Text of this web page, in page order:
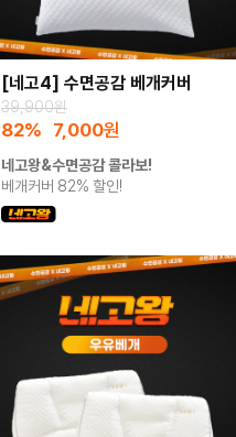
[네고4] 수면공감 베개커버
39,900원
82% 7,000원
네고왕&수면공감 콜라보!
베개커버 82% 할인!